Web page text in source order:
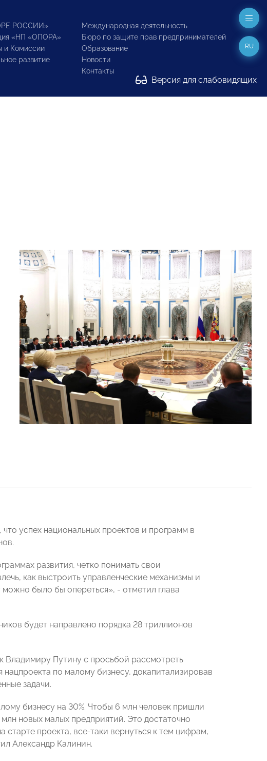
РОССИИ»
«НП «ОПОРА»
и Комиссии
развитие
Международная деятельность
Бюро по защите прав предпринимателей
Образование
Новости
Контакты
Версия для слабовидящих
RU
успех национальных проектов и программ в
развития, четко понимать свои
как выстроить управленческие механизмы и
было бы опереться», - отметил глава
будет направлено порядка 28 триллионов
Путину с просьбой рассмотреть
по малому бизнесу, докапитализировав
задачи.
бизнесу на 30%. Чтобы 6 млн человек пришли
новых малых предприятий. Это достаточно
проекта, все-таки вернуться к тем цифрам,
Александр Калинин.